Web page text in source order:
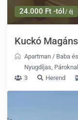
24.000 Ft -tól / éj
Kuckó
Apartman / Baba
Nyugdíjas,
3
Herend